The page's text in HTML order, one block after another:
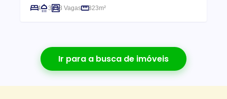
4
3 3 Vagas 323m²
Ir para a busca de imóveis